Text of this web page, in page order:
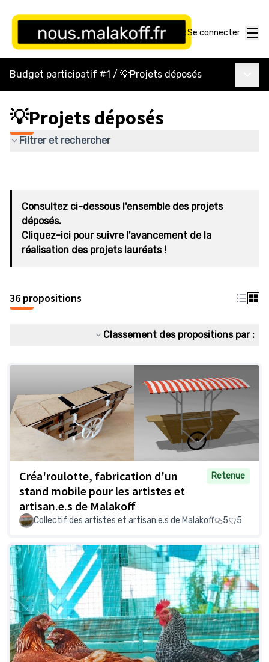
Se connecter
Budget participatif #1 / 💡Projets déposés
💡Projets déposés
Filtrer et rechercher
Consultez ci-dessous l'ensemble des projets
déposés.
Cliquez-ici pour suivre l'avancement de la
réalisation des projets lauréats !
36 propositions
Classement des propositions par :
Créa'roulotte, fabrication d'un
stand mobile pour les artistes et
artisan.e.s de Malakoff
Retenue
Collectif des artistes et artisan.e.s de Malakoff 5 5